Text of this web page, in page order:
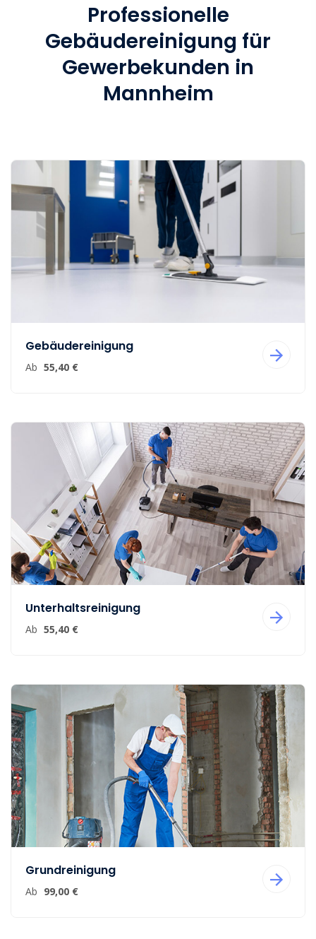
Professionelle
Gebäudereinigung für
Gewerbekunden in
Mannheim
Gebäudereinigung
Ab 55,40 €
Unterhaltsreinigung
Ab 55,40 €
Grundreinigung
Ab 99,00 €